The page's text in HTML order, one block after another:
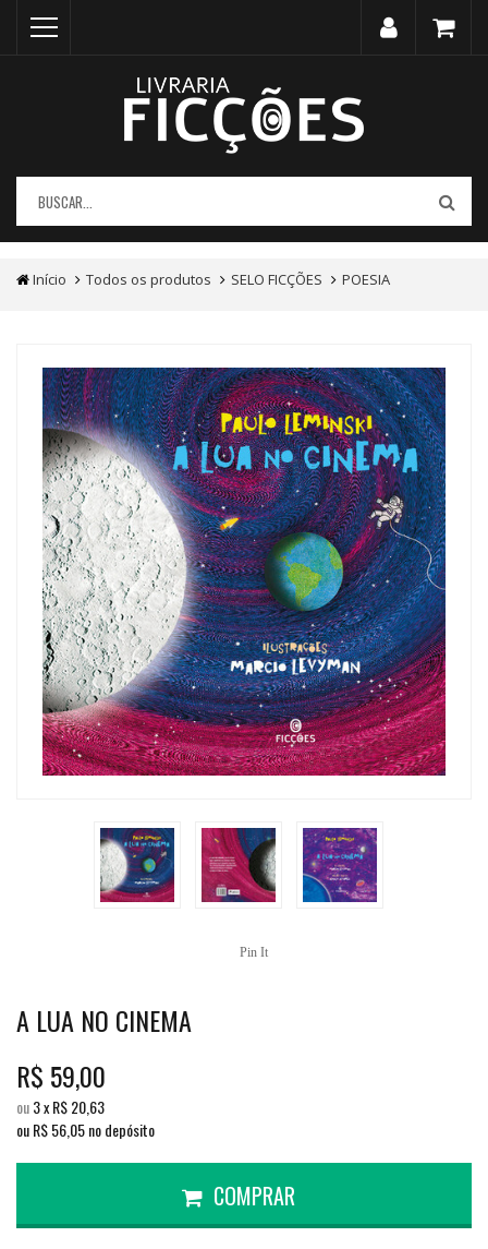
Início Todos os produtos SELO FICÇÕES POESIA
Pin It
A LUA NO CINEMA
R$ 59,00
ou3xR$20,63
ou R$56,05no depósito
COMPRAR